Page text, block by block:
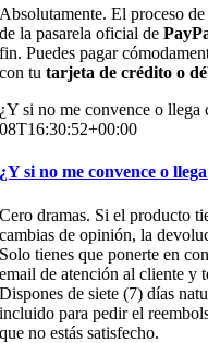
Absolutamente. El proceso
de la pasarela oficial de
fin. Puedes pagar
con tutarjeta de crédito o
¿Y si no me convence o llega
08T16:30:52+00:00
¿Y si no me convence o
Cero dramas. Si el producto
cambias de opinión, la
Solo tienes que ponerte en
email de atención al cliente y
Dispones de siete (7) días
incluido para pedir el
que no estás satisfecho.